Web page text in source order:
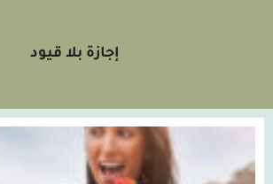
إجازة بلا قيود